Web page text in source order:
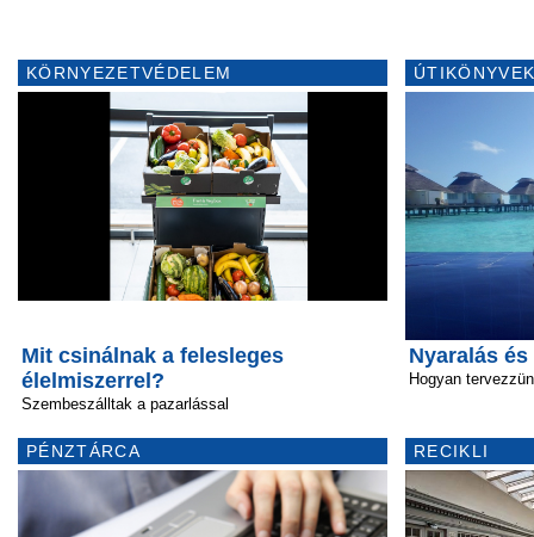
KÖRNYEZETVÉDELEM
Mit csinálnak a felesleges
élelmiszerrel?
Szembeszálltak a pazarlással
PÉNZTÁRCA
Nyaralás
Hogyan
RECIKLI